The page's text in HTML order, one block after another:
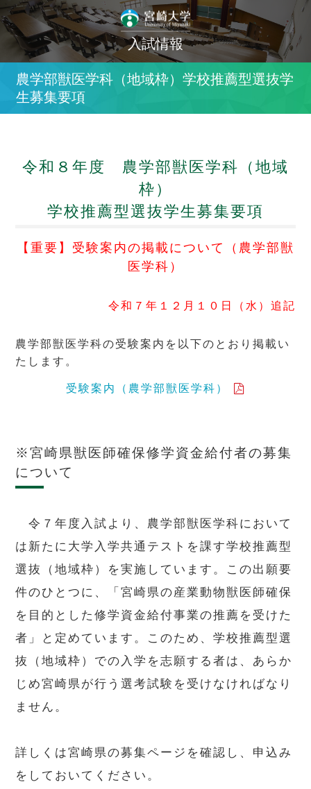
入試情報
農学部獣医学科（地域枠）学校推薦型選抜学
生募集要項
令和８年度 農学部獣医学科（地域
枠）
学校推薦型選抜学生募集要項
【重要】受験案内の掲載について（農学部獣
医学科）
令和７年１２月１０日（水）追記
農学部獣医学科の受験案内を以下のとおり掲載い
たします。
受験案内（農学部獣医学科）
※宮崎県獣医師確保修学資金給付者の募集
について
令７年度入試より、農学部獣医学科において
は新たに大学入学共通テストを課す学校推薦型
選抜（地域枠）を実施しています。この出願要
件のひとつに、「宮崎県の産業動物獣医師確保
を目的とした修学資金給付事業の推薦を受けた
者」と定めています。このため、学校推薦型選
抜（地域枠）での入学を志願する者は、あらか
じめ宮崎県が行う選考試験を受けなければなり
ません。
詳しくは宮崎県の募集ページを確認し、申込み
をしておいてください。